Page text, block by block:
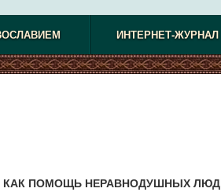
ИНТЕРНЕТ-ЖУРНАЛ
ПОМОЩЬ НЕРАВНОДУШНЫХ